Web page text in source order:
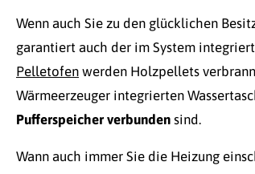
Wenn auch Sie zu den glücklichen
garantiert auch der im System
Pelletofen werden Holzpellets
Wärmeerzeuger integrierten
Pufferspeicher verbunden sind.
Wann auch immer Sie die Heizung